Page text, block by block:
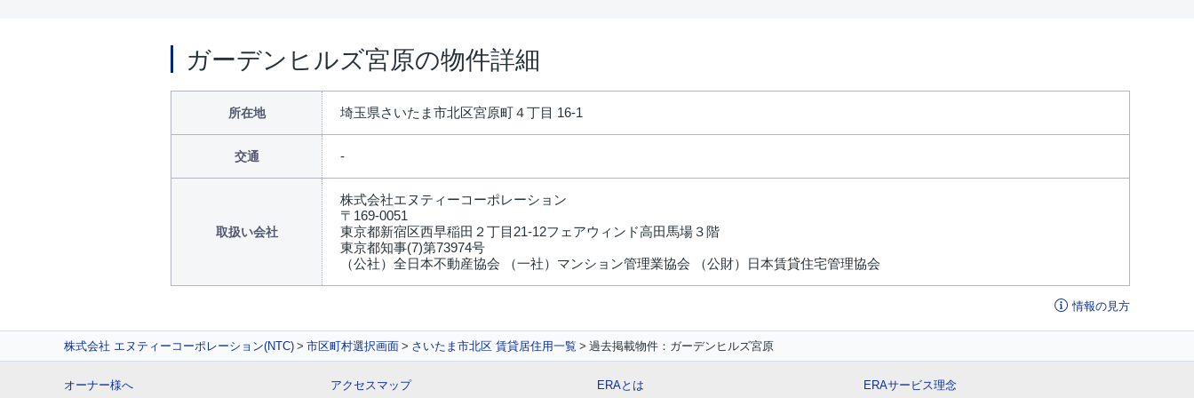
ガーデンヒルズ宮原の物件詳細
所在地 埼玉県さいたま市北区宮原町４丁目 16-1
交通
取扱い会社
株式会社エヌティーコーポレーション
〒169-0051
東京都新宿区西早稲田２丁目21-12フェアウィンド高田馬場３階
東京都知事(7)第73974号
（公社）全日本不動産協会 （一社）マンション管理業協会 （公財）日本賃貸住宅管理協会
情報の見方
株式会社 エヌティーコーポレーション(NTC) 市区町村選択画面 さいたま市北区 賃貸居住用一覧 過去掲載物件：ガーデンヒルズ宮原
オーナー様へ アクセスマップ ERAとは ERAサービス理念